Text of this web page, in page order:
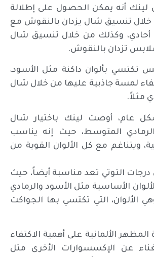
لينك أنه يمكن الحصول على إطلالة
خلال تنسيق شال يزدان بالنقوش مع
وكذلك من خلال تنسيق شال
تزدان بالنقوش.
تكتسي بألوان داكنة مثل الأسود،
لمسة جاذبية عليها من خلال شال
مثلاً.
عام، أوصت لينك باختيار شال
المتوسط، حيث إنه يناسب
ويتناغم مع كل الألوان القوية من
التوتي تعد مناسبة أيضاً، حيث
الأساسية مثل الأسود والرمادي
الألوان، التي تكتسي بها الجواكت
الألمانية على أهمية الاكتفاء
عن الإكسسوارات الأخرى مثل